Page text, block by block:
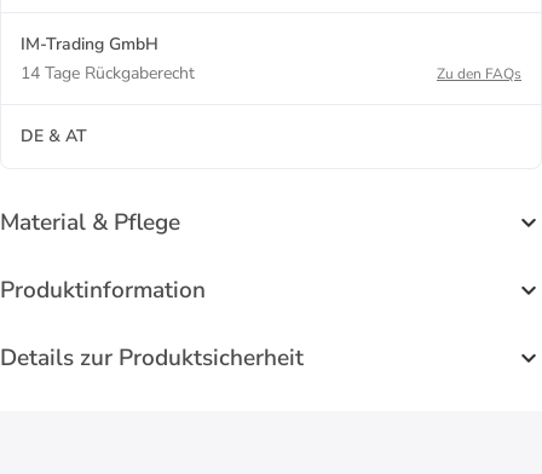
IM-Trading GmbH
14 Tage Rückgaberecht
Zu den FAQs
DE & AT
Material & Pflege
Produktinformation
Details zur Produktsicherheit